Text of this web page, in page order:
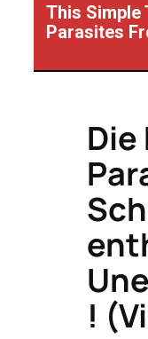
This Simple
Parasites
Die
!